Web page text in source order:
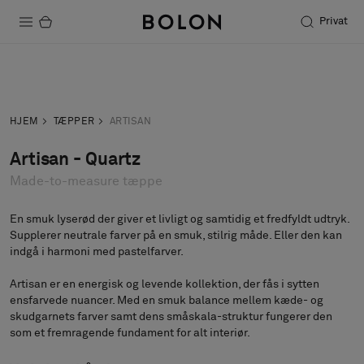
Privat
Bæredygtighed
Installation
Vedligeholdelse
Designersamarbejder
Stories
FAQ
HJEM TÆPPER ARTISAN
Artisan - Quartz
Made-to-measure tæppe
En smuk lyserød der giver et livligt og samtidig et fredfyldt udtryk.
Supplerer neutrale farver på en smuk, stilrig måde. Eller den kan
indgå i harmoni med pastelfarver.
Artisan er en energisk og levende kollektion, der fås i sytten
ensfarvede nuancer. Med en smuk balance mellem kæde- og
skudgarnets farver samt dens småskala-struktur fungerer den
som et fremragende fundament for alt interiør.